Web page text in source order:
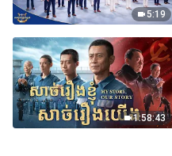
5:19
1:58:43